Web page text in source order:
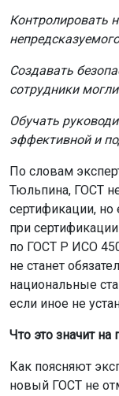
Контролировать
Создавать
сотрудники
Обучать
эффективной и
По словам
Тюльпина, ГОСТ
сертификации, но
при
по ГОСТ Р ИСО
не станет
национальные
если иное не
Что это значит на
Как поясняют
новый ГОСТ не